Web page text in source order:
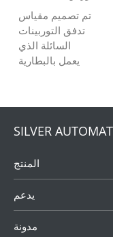
قياس التدفق إلى
الخادم السحابي
لتحقيق...
بالبطارية
تم تصميم مقياس
تدفق التوربينات
السائلة الذي
يعمل بالبطارية
ولزوجة منخفضة
منخفض حيث
الطاقة الرئيسي
مستحيلًا. يمكن
لمستشعر تدفق
نوع التوربينات ...
SILVER
المنتج
يدعم
مدونة